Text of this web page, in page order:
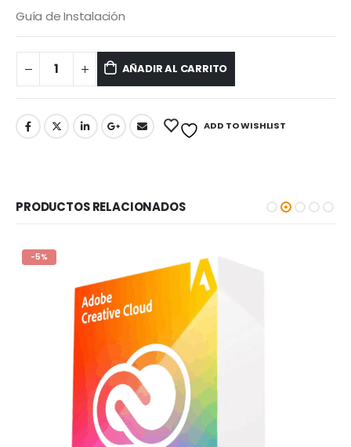
Guía de Instalación
AÑADIR AL CARRITO
ADD TO WISHLIST
PRODUCTOS RELACIONADOS
-5%